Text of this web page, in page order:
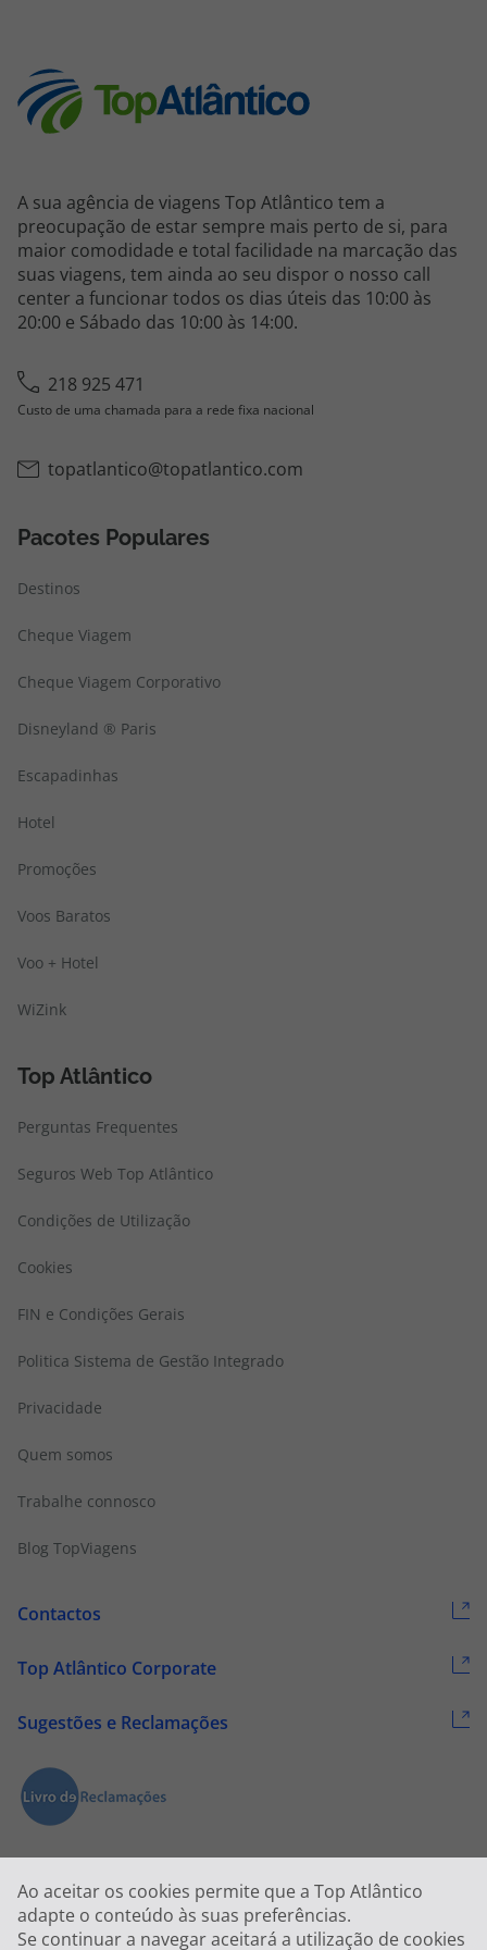
Ao aceitar os cookies permite que a Top Atlântico
adapte o conteúdo às suas preferências.
Se continuar a navegar aceitará a utilização de cookies
A sua agência de viagens Top Atlântico tem a
preocupação de estar sempre mais perto de si, para
maior comodidade e total facilidade na marcação das
suas viagens, tem ainda ao seu dispor o nosso call
center a funcionar todos os dias úteis das 10:00 às
20:00 e Sábado das 10:00 às 14:00.
218 925 471
Custo de uma chamada para a rede fixa nacional
topatlantico@topatlantico.com
Pacotes Populares
Destinos
Cheque Viagem
Cheque Viagem Corporativo
Disneyland ® Paris
Escapadinhas
Hotel
Promoções
Voos Baratos
Voo + Hotel
WiZink
Top Atlântico
Perguntas Frequentes
Seguros Web Top Atlântico
Condições de Utilização
Cookies
FIN e Condições Gerais
Politica Sistema de Gestão Integrado
Privacidade
Quem somos
Trabalhe connosco
Blog TopViagens
Contactos
Top Atlântico Corporate
Sugestões e Reclamações